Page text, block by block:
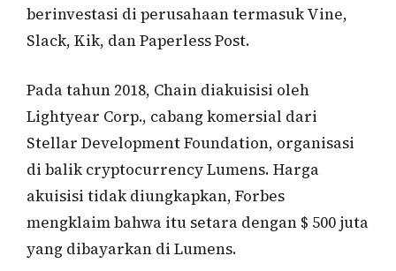
berinvestasi di perusahaan termasuk Vine,
Slack, Kik, dan Paperless Post.
Pada tahun 2018, Chain diakuisisi oleh
Lightyear Corp., cabang komersial dari
Stellar Development Foundation, organisasi
di balik cryptocurrency Lumens. Harga
akuisisi tidak diungkapkan, Forbes
mengklaim bahwa itu setara dengan $ 500 juta
yang dibayarkan di Lumens.